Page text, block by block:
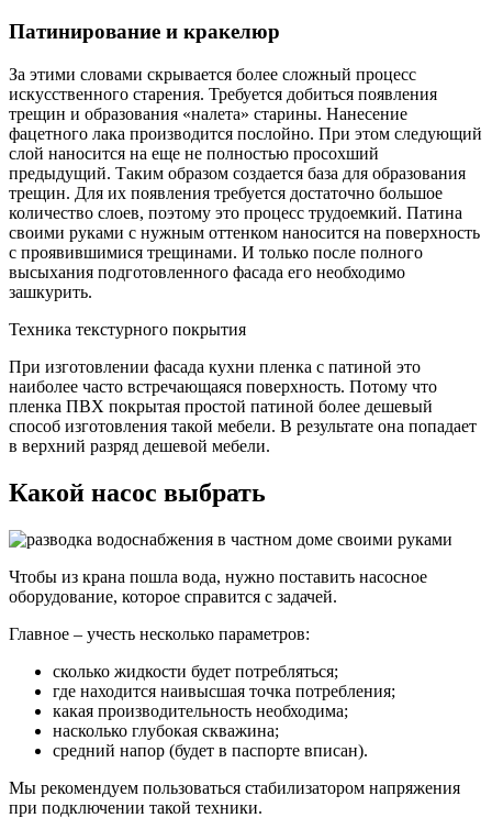
Патинирование и кракелюр
За этими словами скрывается более сложный процесс
искусственного старения. Требуется добиться появления
трещин и образования «налета» старины. Нанесение
фацетного лака производится послойно. При этом следующий
слой наносится на еще не полностью просохший
предыдущий. Таким образом создается база для образования
трещин. Для их появления требуется достаточно большое
количество слоев, поэтому это процесс трудоемкий. Патина
своими руками с нужным оттенком наносится на поверхность
с проявившимися трещинами. И только после полного
высыхания подготовленного фасада его необходимо
зашкурить.
Техника текстурного покрытия
При изготовлении фасада кухни пленка с патиной это
наиболее часто встречающаяся поверхность. Потому что
пленка ПВХ покрытая простой патиной более дешевый
способ изготовления такой мебели. В результате она попадает
в верхний разряд дешевой мебели.
Какой насос выбрать
Чтобы из крана пошла вода, нужно поставить насосное
оборудование, которое справится с задачей.
Главное – учесть несколько параметров:
сколько жидкости будет потребляться;
где находится наивысшая точка потребления;
какая производительность необходима;
насколько глубокая скважина;
средний напор (будет в паспорте вписан).
Мы рекомендуем пользоваться стабилизатором напряжения
при подключении такой техники.